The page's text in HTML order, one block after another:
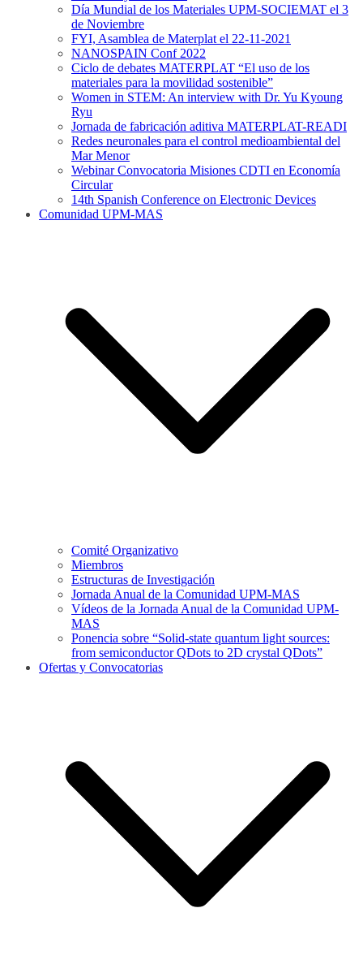
Día Mundial de los Materiales UPM-SOCIEMAT el 3
de Noviembre
FYI, Asamblea de Materplat el 22-11-2021
NANOSPAIN Conf 2022
Ciclo de debates MATERPLAT “El uso de los
materiales para la movilidad sostenible”
Women in STEM: An interview with Dr. Yu Kyoung
Ryu
Jornada de fabricación aditiva MATERPLAT-READI
Redes neuronales para el control medioambiental del
Mar Menor
Webinar Convocatoria Misiones CDTI en Economía
Circular
14th Spanish Conference on Electronic Devices
Comunidad UPM-MAS
Comité Organizativo
Miembros
Estructuras de Investigación
Jornada Anual de la Comunidad UPM-MAS
Vídeos de la Jornada Anual de la Comunidad UPM-
MAS
Ponencia sobre “Solid-state quantum light sources:
from semiconductor QDots to 2D crystal QDots”
Ofertas y Convocatorias